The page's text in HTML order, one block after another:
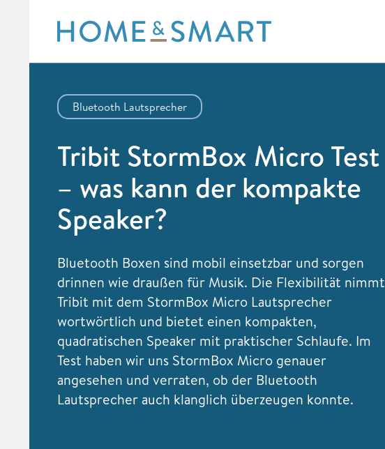
content
Bluetooth Lautsprecher
Tribit StormBox Micro Test
– was kann der kompakte
Speaker?
Bluetooth Boxen sind mobil einsetzbar und sorgen
drinnen wie draußen für Musik. Die Flexibilität nimmt
Tribit mit dem StormBox Micro Lautsprecher
wortwörtlich und bietet einen kompakten,
quadratischen Speaker mit praktischer Schlaufe. Im
Test haben wir uns StormBox Micro genauer
angesehen und verraten, ob der Bluetooth
Lautsprecher auch klanglich überzeugen konnte.